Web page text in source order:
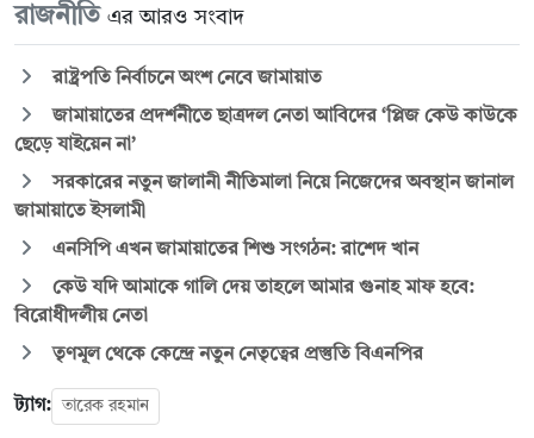
রাজনীতি এর আরও সংবাদ
রাষ্ট্রপতি নির্বাচনে অংশ নেবে জামায়াত
জামায়াতের প্রদর্শনীতে ছাত্রদল নেতা আবিদের ‘প্লিজ কেউ কাউকে
ছেড়ে যাইয়েন না’
সরকারের নতুন জালানী নীতিমালা নিয়ে নিজেদের অবস্থান জানাল
জামায়াতে ইসলামী
এনসিপি এখন জামায়াতের শিশু সংগঠন: রাশেদ খান
কেউ যদি আমাকে গালি দেয় তাহলে আমার গুনাহ মাফ হবে:
বিরোধীদলীয় নেতা
তৃণমূল থেকে কেন্দ্রে নতুন নেতৃত্বের প্রস্তুতি বিএনপির
ট্যাগ: তারেক রহমান